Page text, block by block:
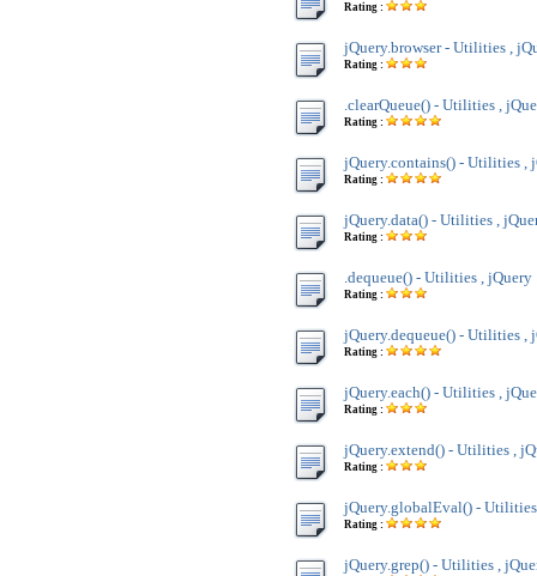
Rating :
jQuery.browser - Utilities ,
Rating :
.clearQueue() - Utilities ,
Rating :
jQuery.contains() - Utilities ,
Rating :
jQuery.data() - Utilities ,
Rating :
.dequeue() - Utilities , jQuery
Rating :
jQuery.dequeue() - Utilities ,
Rating :
jQuery.each() - Utilities ,
Rating :
jQuery.extend() - Utilities ,
Rating :
jQuery.globalEval() -
Rating :
jQuery.grep() - Utilities ,